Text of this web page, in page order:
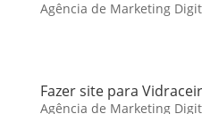
Agência de Marketing
Fazer site para
Agência de Marketing